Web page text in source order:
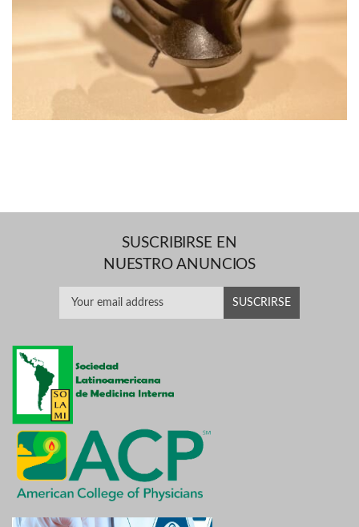
SUSCRIBIRSE EN
NUESTRO ANUNCIOS